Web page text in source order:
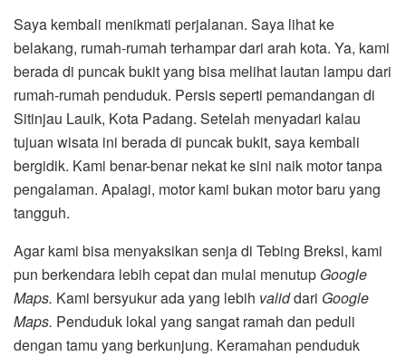
Saya kembali menikmati perjalanan. Saya lihat ke
belakang, rumah-rumah terhampar dari arah kota. Ya, kami
berada di puncak bukit yang bisa melihat lautan lampu dari
rumah-rumah penduduk. Persis seperti pemandangan di
Sitinjau Lauik, Kota Padang. Setelah menyadari kalau
tujuan wisata ini berada di puncak bukit, saya kembali
bergidik. Kami benar-benar nekat ke sini naik motor tanpa
pengalaman. Apalagi, motor kami bukan motor baru yang
tangguh.
Agar kami bisa menyaksikan senja di Tebing Breksi, kami
pun berkendara lebih cepat dan mulai menutup Google
Maps. Kami bersyukur ada yang lebih validdari Google
Maps. Penduduk lokal yang sangat ramah dan peduli
dengan tamu yang berkunjung. Keramahan penduduk